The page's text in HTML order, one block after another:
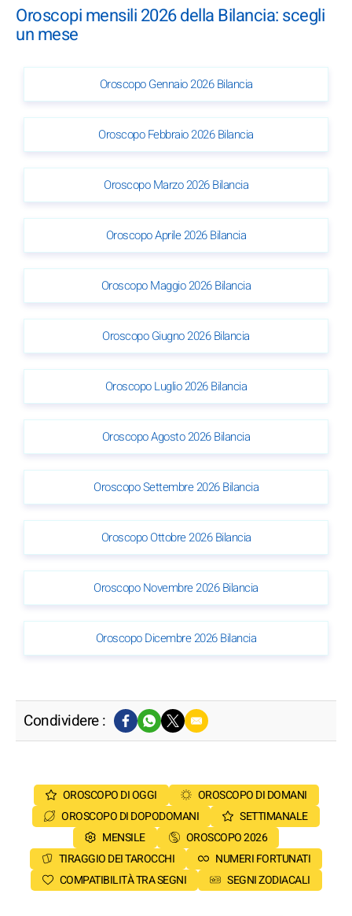
Oroscopi mensili 2026 della Bilancia: scegli
un mese
Oroscopo Gennaio 2026 Bilancia
Oroscopo Febbraio 2026 Bilancia
Oroscopo Marzo 2026 Bilancia
Oroscopo Aprile 2026 Bilancia
Oroscopo Maggio 2026 Bilancia
Oroscopo Giugno 2026 Bilancia
Oroscopo Luglio 2026 Bilancia
Oroscopo Agosto 2026 Bilancia
Oroscopo Settembre 2026 Bilancia
Oroscopo Ottobre 2026 Bilancia
Oroscopo Novembre 2026 Bilancia
Oroscopo Dicembre 2026 Bilancia
Condividere :
OROSCOPO DI OGGI
OROSCOPO DI DOMANI
OROSCOPO DI DOPODOMANI
SETTIMANALE
MENSILE
OROSCOPO 2026
TIRAGGIO DEI TAROCCHI
NUMERI FORTUNATI
COMPATIBILITÀ TRA SEGNI
SEGNI ZODIACALI